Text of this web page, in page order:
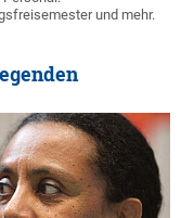
und mehr.